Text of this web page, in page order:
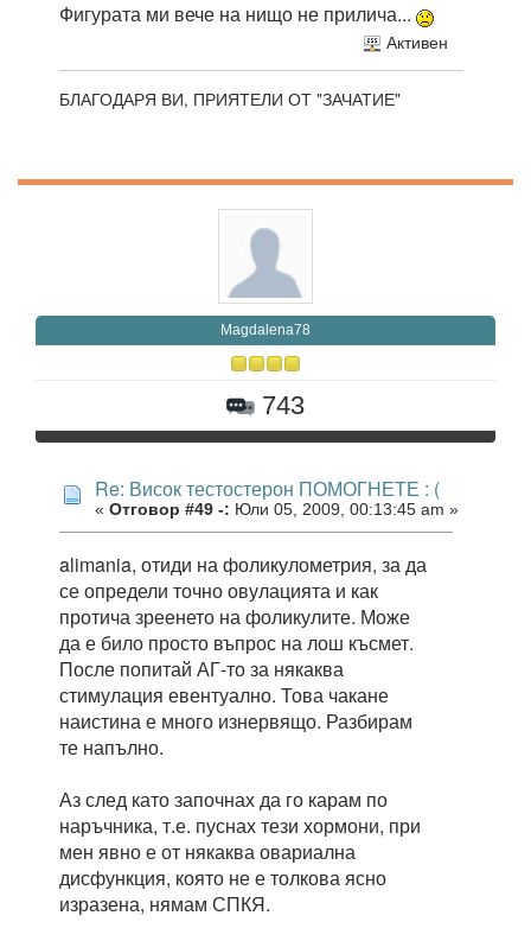
Фигурата ми вече на нищо не прилича...
Активен
БЛАГОДАРЯ ВИ, ПРИЯТЕЛИ ОТ "ЗАЧАТИЕ"
Magdalena78
743
Re: Висок тестостерон ПОМОГНЕТЕ : (
« Отговор #49 -: Юли 05, 2009, 00:13:45 am »
alimania, отиди на фоликулометрия, за да
се определи точно овулацията и как
протича зреенето на фоликулите. Може
да е било просто въпрос на лош късмет.
После попитай АГ-то за някаква
стимулация евентуално. Това чакане
наистина е много изнервящо. Разбирам
те напълно.
Аз след като започнах да го карам по
наръчника, т.е. пуснах тези хормони, при
мен явно е от някаква овариална
дисфункция, която не е толкова ясно
изразена, нямам СПКЯ.